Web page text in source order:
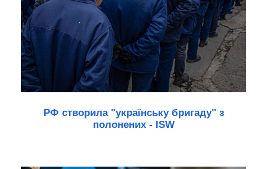
РФ створила "українську бригаду" з
полонених - ISW